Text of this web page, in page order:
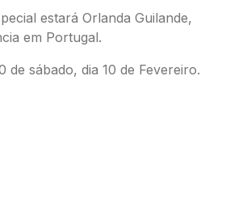
estará Orlanda Guilande,
em Portugal.
de sábado, dia 10 de Fevereiro.